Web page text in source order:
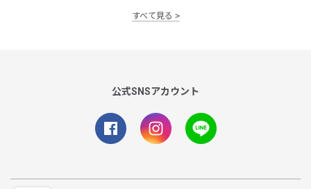
すべて見る
公式SNSアカウント